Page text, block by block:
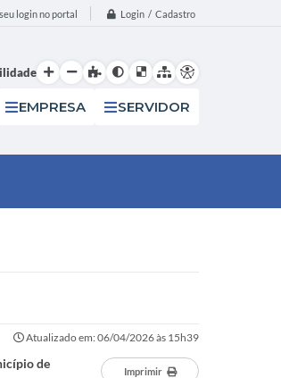
login no portal Login / Cadastro
EMPRESA SERVIDOR
Atualizado em: 06/04/2026 às 15h39
de
Imprimir